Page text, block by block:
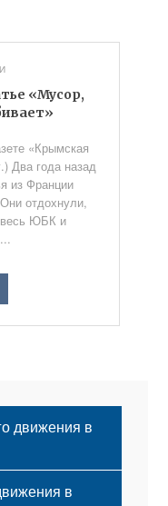
«Мусор,
«Крымская
Два года назад
из Франции
отдохнули,
весь ЮБК и
движения в
в